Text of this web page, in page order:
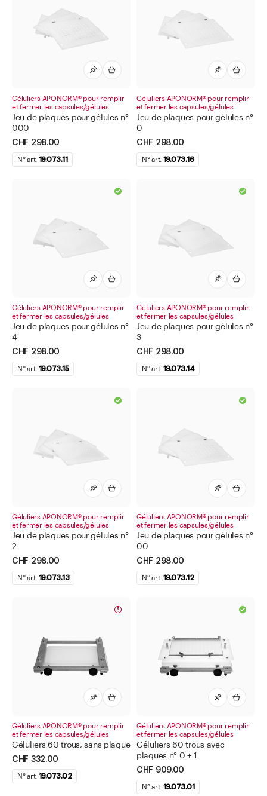
Géluliers APONORM® pour remplir et fermer les
capsules/gélules
Géluliers 60 trous
Jeux de plaques pour géluliers
Bidons
Bouteilles pour liquides chimiques et techniques
Boîtes à tisane
Carte à tiques avec loupe
Dispensateur de médicaments
Divers articles de laboratoire
Flacons compte-gouttes
Flacons compte-gouttes pour les yeux et le nez
Flacons d'apothicaire
Flacons pharmaceutique
Flacons/boîtes à comprimés et poudres
Gélules et capsules
Pots à onguent, crème et pots doseurs
Tamis universels et tamis
Thermomètres
Tubes pour granules
Fermetures
Accessoires
Shop le Look
Centre d'aide
Entreprise
Géluliers APONORM® pour remplir
et fermer les capsules/gélules
Jeu de plaques pour gélules n°
000
CHF 298.00
N° art. 19.073.11
Géluliers APONORM® pour remplir
et fermer les capsules/gélules
Jeu de plaques pour gélules n°
0
CHF 298.00
N° art. 19.073.16
Géluliers APONORM® pour remplir
et fermer les capsules/gélules
Jeu de plaques pour gélules n°
4
CHF 298.00
N° art. 19.073.15
Géluliers APONORM® pour remplir
et fermer les capsules/gélules
Jeu de plaques pour gélules n°
3
CHF 298.00
N° art. 19.073.14
Géluliers APONORM® pour remplir
et fermer les capsules/gélules
Jeu de plaques pour gélules n°
2
CHF 298.00
N° art. 19.073.13
Géluliers APONORM® pour remplir
et fermer les capsules/gélules
Jeu de plaques pour gélules n°
00
CHF 298.00
N° art. 19.073.12
Géluliers APONORM® pour remplir
et fermer les capsules/gélules
Géluliers 60 trous, sans plaque
CHF 332.00
N° art. 19.073.02
Géluliers APONORM® pour remplir
et fermer les capsules/gélules
Géluliers 60 trous avec
plaques n° 0 + 1
CHF 909.00
N° art. 19.073.01